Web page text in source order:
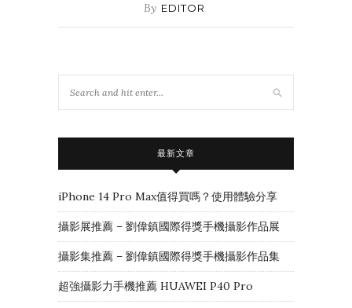
By EDITOR
最新文章
iPhone 14 Pro Max值得買嗎？使用體驗分享
攝影展推薦 – 劉偉鎮國際得獎手機攝影作品展
攝影集推薦 – 劉偉鎮國際得獎手機攝影作品集
超強攝影力手機推薦 HUAWEI P40 Pro